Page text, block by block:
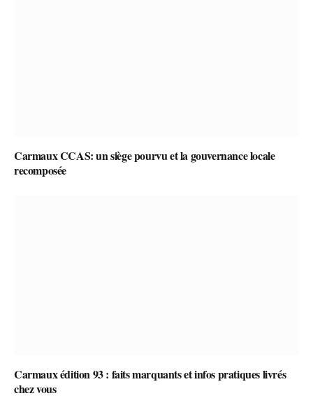
Carmaux CCAS: un siège pourvu et la gouvernance locale
recomposée
Carmaux édition 93 : faits marquants et infos pratiques livrés
chez vous